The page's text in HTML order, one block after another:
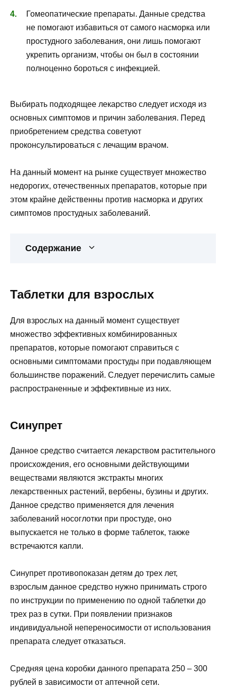
Гомеопатические препараты. Данные средства
не помогают избавиться от самого насморка или
простудного заболевания, они лишь помогают
укрепить организм, чтобы он был в состоянии
полноценно бороться с инфекцией.
Выбирать подходящее лекарство следует исходя из
основных симптомов и причин заболевания. Перед
приобретением средства советуют
проконсультироваться с лечащим врачом.
На данный момент на рынке существует множество
недорогих, отечественных препаратов, которые при
этом крайне действенны против насморка и других
симптомов простудных заболеваний.
Содержание
Таблетки для взрослых
Для взрослых на данный момент существует
множество эффективных комбинированных
препаратов, которые помогают справиться с
основными симптомами простуды при подавляющем
большинстве поражений. Следует перечислить самые
распространенные и эффективные из них.
Синупрет
Данное средство считается лекарством растительного
происхождения, его основными действующими
веществами являются экстракты многих
лекарственных растений, вербены, бузины и других.
Данное средство применяется для лечения
заболеваний носоглотки при простуде, оно
выпускается не только в форме таблеток, также
встречаются капли.
Синупрет противопоказан детям до трех лет,
взрослым данное средство нужно принимать строго
по инструкции по применению по одной таблетки до
трех раз в сутки. При появлении признаков
индивидуальной непереносимости от использования
препарата следует отказаться.
Средняя цена коробки данного препарата 250 – 300
рублей в зависимости от аптечной сети.